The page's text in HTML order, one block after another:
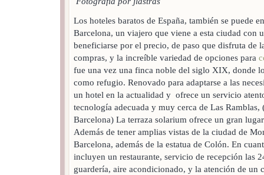
Los hoteles baratos de España, también se puede
Barcelona, un viajero que viene a esta ciudad con
beneficiarse por el precio, de paso que disfruta de
compras, y la increíble variedad de opciones para
fue una vez una finca noble del siglo XIX, donde
como refugio. Renovado para adaptarse a las
un hotel en la actualidad y ofrece un servicio
tecnología adecuada y muy cerca de Las
Barcelona) La terraza solarium ofrece un gran
Además de tener amplias vistas de la ciudad de
Barcelona, además de la estatua de Colón. En
incluyen un restaurante, servicio de recepción las
guardería, aire acondicionado, y la atención de un